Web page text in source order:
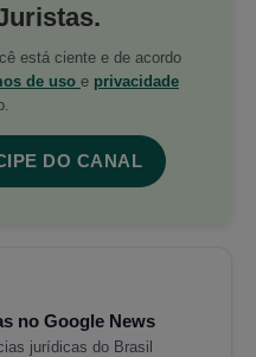
está ciente e de acordo
de uso e privacidade
DO CANAL
no Google News
jurídicas do Brasil